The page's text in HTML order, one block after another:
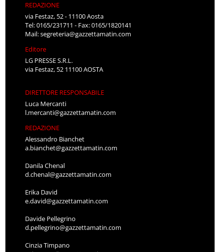
REDAZIONE
via Festaz, 52 - 11100 Aosta
Tel: 0165/231711 - Fax: 0165/1820141
Mail:segreteria@gazzettamatin.com
Editore
LG PRESSE S.R.L.
via Festaz, 52 11100 AOSTA
DIRETTORE RESPONSABILE
Luca Mercanti
l.mercanti@gazzettamatin.com
REDAZIONE
Alessandro Bianchet
a.bianchet@gazzettamatin.com
Danila Chenal
d.chenal@gazzettamatin.com
Erika David
e.david@gazzettamatin.com
Davide Pellegrino
d.pellegrino@gazzettamatin.com
Cinzia Timpano